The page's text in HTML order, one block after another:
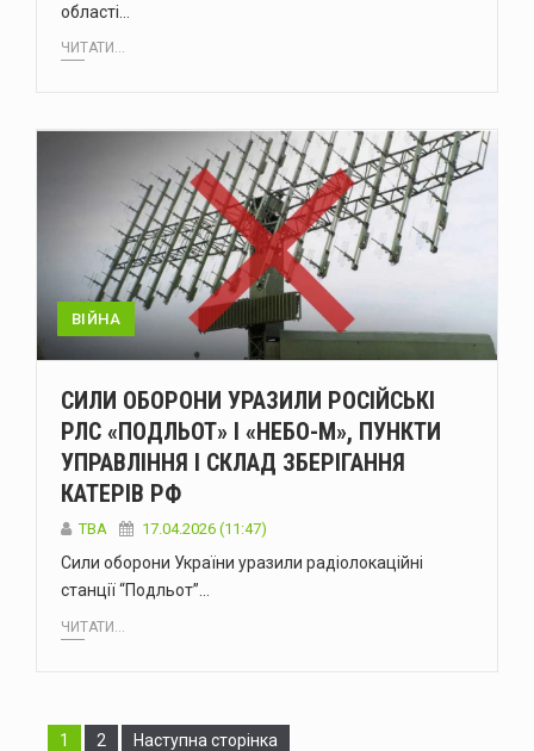
області…
ЧИТАТИ...
ВІЙНА
СИЛИ ОБОРОНИ УРАЗИЛИ РОСІЙСЬКІ
РЛС «ПОДЛЬОТ» І «НЕБО-М», ПУНКТИ
УПРАВЛІННЯ І СКЛАД ЗБЕРІГАННЯ
КАТЕРІВ РФ
ТВА 17.04.2026 (11:47)
Сили оборони України уразили радіолокаційні
станції “Подльот”…
ЧИТАТИ...
Сторінка
1 Сторінка
2 Наступна сторінка